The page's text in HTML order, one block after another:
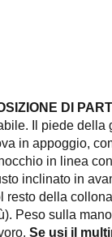
DI
Il piede della
in appoggio,
in linea
inclinato in
resto della
Peso sulla
Se usi il